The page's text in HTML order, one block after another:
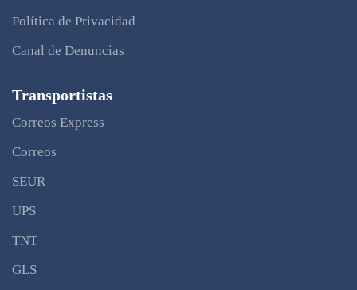
Política de Privacidad
Canal de Denuncias
Transportistas
Correos Express
Correos
SEUR
UPS
TNT
GLS